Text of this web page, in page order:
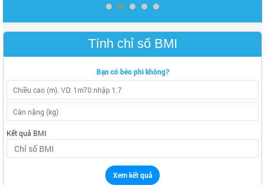
Tính chỉ số BMI
Bạn có béo phì không?
Kết quả BMI
Xem kết quả